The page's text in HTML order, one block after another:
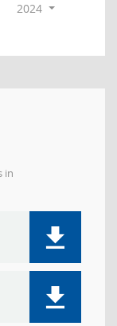
2024
in